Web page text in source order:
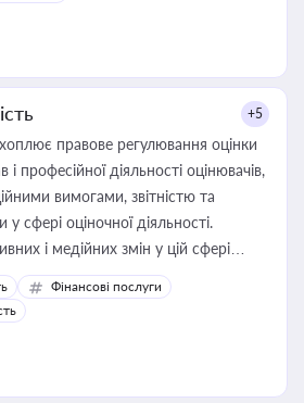
+5
правове регулювання оцінки
професійної діяльності оцінювачів,
вимогами, звітністю та
сфері оціночної діяльності.
і медійних змін у цій сфері
бізнесу, керівника, юриста або
приватизації, оренди
угод і перевірки
діяльності
Фінансові послуги